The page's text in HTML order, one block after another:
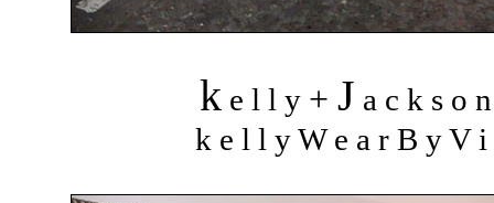
k e l l y + J a c k s o
k e l l y W e a r B y V